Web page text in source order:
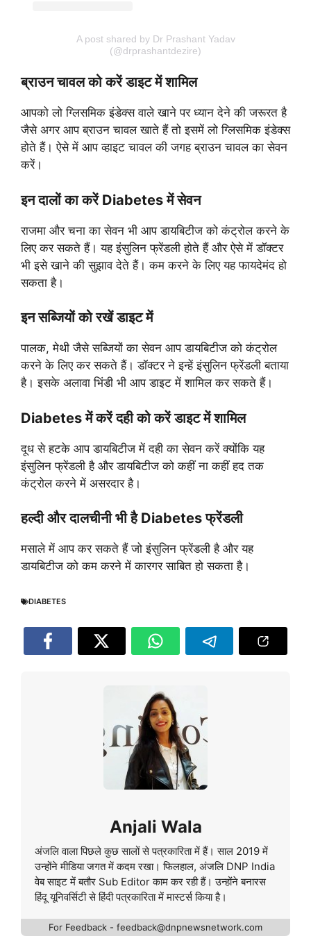
A post shared by Dr Prashant Yadav
(@drprashantdezire)
ब्राउन चावल को करें डाइट में शामिल
आपको लो ग्लिसमिक इंडेक्स वाले खाने पर ध्यान देने की जरूरत है
जैसे अगर आप ब्राउन चावल खाते हैं तो इसमें लो ग्लिसमिक इंडेक्स
होते हैं। ऐसे में आप व्हाइट चावल की जगह ब्राउन चावल का सेवन
करें।
इन दालों का करें Diabetes में सेवन
राजमा और चना का सेवन भी आप डायबिटीज को कंट्रोल करने के
लिए कर सकते हैं। यह इंसुलिन फ्रेंडली होते हैं और ऐसे में डॉक्टर
भी इसे खाने की सुझाव देते हैं। कम करने के लिए यह फायदेमंद हो
सकता है।
इन सब्जियों कोरखेंडाइट में
पालक, मेथी जैसे सब्जियों का सेवन आप डायबिटीज को कंट्रोल
करने के लिए कर सकते हैं। डॉक्टर ने इन्हें इंसुलिन फ्रेंडली बताया
है। इसके अलावा भिंडी भी आप डाइट में शामिल कर सकते हैं।
Diabetes में करें दही को करें डाइट में शामिल
दूध से हटके आप डायबिटीज में दही का सेवन करें क्योंकि यह
इंसुलिन फ्रेंडली है और डायबिटीज को कहीं ना कहीं हद तक
कंट्रोल करने में असरदार है।
हल्दी और दालचीनी भी है Diabetes फ्रेंडली
मसाले में आप कर सकते हैं जो इंसुलिन फ्रेंडली है और यह
डायबिटीज को कम करने में कारगर साबित हो सकता है।
DIABETES
Anjali Wala
अंजलि वाला पिछले कुछ सालों से पत्रकारिता में हैं। साल 2019 में
उन्होंने मीडिया जगत में कदम रखा। फिलहाल, अंजलि DNP India
वेब साइट में बतौर Sub Editor काम कर रही हैं। उन्होंने बनारस
हिंदू यूनिवर्सिटी से हिंदी पत्रकारिता में मास्टर्स किया है।
For Feedback - feedback@dnpnewsnetwork.com